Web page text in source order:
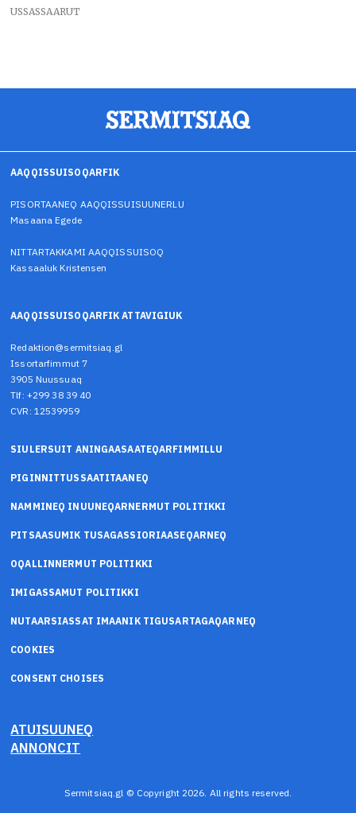
USSASSAARUT
AAQQISSUISOQARFIK
PISORTAANEQ AAQQISSUISUUNERLU
Masaana Egede
NITTARTAKKAMI AAQQISSUISOQ
Kassaaluk Kristensen
AAQQISSUISOQARFIK ATTAVIGIUK
Redaktion@sermitsiaq.gl
Issortarfimmut 7
3905 Nuussuaq
Tlf: +299 38 39 40
CVR: 12539959
SIULERSUIT ANINGAASAATEQARFIMMILLU
PIGINNITTUSSAATITAANEQ
NAMMINEQ INUUNEQARNERMUT POLITIKKI
PITSAASUMIK TUSAGASSIORIAASEQARNEQ
OQALLINNERMUT POLITIKKI
IMIGASSAMUT POLITIKKI
NUTAARSIASSAT IMAANIK TIGUSARTAGAQARNEQ
COOKIES
CONSENT CHOISES
ATUISUUNEQ
ANNONCIT
Sermitsiaq.gl © Copyright 2026. All rights reserved.